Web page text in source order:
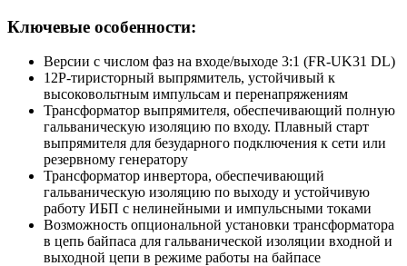
Ключевые особенности:
Версии с числом фаз на входе/выходе 3:1 (FR-UK31 DL)
12P-тиристорный выпрямитель, устойчивый к
высоковольтным импульсам и перенапряжениям
Трансформатор выпрямителя, обеспечивающий полную
гальваническую изоляцию по входу. Плавный старт
выпрямителя для безударного подключения к сети или
резервному генератору
Трансформатор инвертора, обеспечивающий
гальваническую изоляцию по выходу и устойчивую
работу ИБП с нелинейными и импульсными токами
Возможность опциональной установки трансформатора
в цепь байпаса для гальванической изоляции входной и
выходной цепи в режиме работы на байпасе